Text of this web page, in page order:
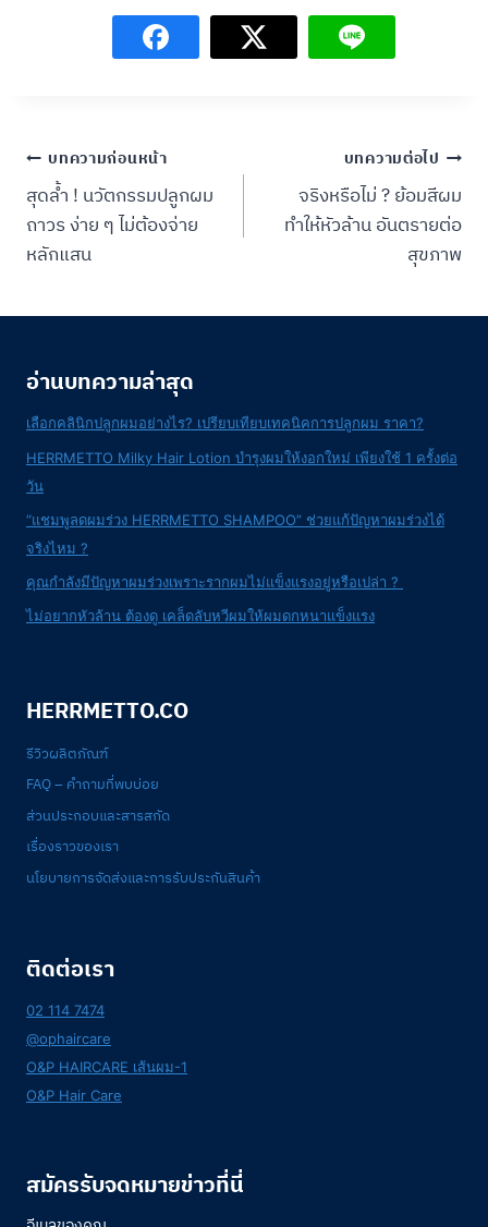
Post
navigation
บทความก่อนหน้า
สุดล้ำ ! นวัตกรรมปลูกผม
ถาวร ง่าย ๆ ไม่ต้องจ่าย
หลักแสน
บทความต่อไป
จริงหรือไม่ ? ย้อมสีผม
ทำให้หัวล้าน อันตรายต่อ
สุขภาพ
อ่านบทความล่าสุด
เลือกคลินิกปลูกผมอย่างไร? เปรียบเทียบเทคนิคการปลูกผม ราคา?
HERRMETTO Milky Hair Lotion บำรุงผมให้งอกใหม่ เพียงใช้ 1 ครั้งต่อ
วัน
“แชมพูลดผมร่วง HERRMETTO SHAMPOO” ช่วยแก้ปัญหาผมร่วงได้
จริงไหม ?
คุณกำลังมีปัญหาผมร่วงเพราะรากผมไม่แข็งแรงอยู่หรือเปล่า ?
ไม่อยากหัวล้าน ต้องดู เคล็ดลับหวีผมให้ผมดกหนาแข็งแรง
HERRMETTO.CO
รีวิวผลิตภัณฑ์
FAQ – คำถามที่พบบ่อย
ส่วนประกอบและสารสกัด
เรื่องราวของเรา
นโยบายการจัดส่งและการรับประกันสินค้า
ติดต่อเรา
02 114 7474
@ophaircare
O&P HAIRCARE เส้นผม-1
O&P Hair Care
สมัครรับจดหมายข่าวที่นี่